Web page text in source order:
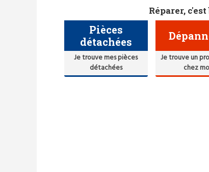
Réparer,
Pièces
détachées
Je trouve mes pièces
détachées
Je trouve un
chez